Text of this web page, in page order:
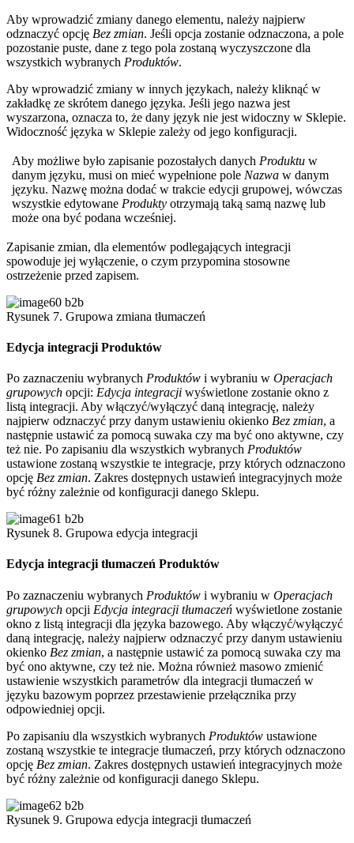
Aby wprowadzić zmiany danego elementu, należy najpierw
odznaczyć opcję Bez zmian. Jeśli opcja zostanie odznaczona, a pole
pozostanie puste, dane z tego pola zostaną wyczyszczone dla
wszystkich wybranych Produktów.
Aby wprowadzić zmiany w innych językach, należy kliknąć w
zakładkę ze skrótem danego języka. Jeśli jego nazwa jest
wyszarzona, oznacza to, że dany język nie jest widoczny w Sklepie.
Widoczność języka w Sklepie zależy od jego konfiguracji.
Aby możliwe było zapisanie pozostałych danych Produktu w
danym języku, musi on mieć wypełnione pole Nazwa w danym
języku. Nazwę można dodać w trakcie edycji grupowej, wówczas
wszystkie edytowane Produkty otrzymają taką samą nazwę lub
może ona być podana wcześniej.
Zapisanie zmian, dla elementów podlegających integracji
spowoduje jej wyłączenie, o czym przypomina stosowne
ostrzeżenie przed zapisem.
Rysunek 7. Grupowa zmiana tłumaczeń
Edycja integracji Produktów
Po zaznaczeniu wybranych Produktów i wybraniu w Operacjach
grupowych opcji: Edycja integracji wyświetlone zostanie okno z
listą integracji. Aby włączyć/wyłączyć daną integrację, należy
najpierw odznaczyć przy danym ustawieniu okienko Bez zmian, a
następnie ustawić za pomocą suwaka czy ma być ono aktywne, czy
też nie. Po zapisaniu dla wszystkich wybranych Produktów
ustawione zostaną wszystkie te integracje, przy których odznaczono
opcję Bez zmian. Zakres dostępnych ustawień integracyjnych może
być różny zależnie od konfiguracji danego Sklepu.
Rysunek 8. Grupowa edycja integracji
Edycja integracji tłumaczeń Produktów
Po zaznaczeniu wybranych Produktów i wybraniu w Operacjach
grupowych opcji Edycja integracji tłumaczeń wyświetlone zostanie
okno z listą integracji dla języka bazowego. Aby włączyć/wyłączyć
daną integrację, należy najpierw odznaczyć przy danym ustawieniu
okienko Bez zmian, a następnie ustawić za pomocą suwaka czy ma
być ono aktywne, czy też nie. Można również masowo zmienić
ustawienie wszystkich parametrów dla integracji tłumaczeń w
języku bazowym poprzez przestawienie przełącznika przy
odpowiedniej opcji.
Po zapisaniu dla wszystkich wybranych Produktów ustawione
zostaną wszystkie te integracje tłumaczeń, przy których odznaczono
opcję Bez zmian. Zakres dostępnych ustawień integracyjnych może
być różny zależnie od konfiguracji danego Sklepu.
Rysunek 9. Grupowa edycja integracji tłumaczeń